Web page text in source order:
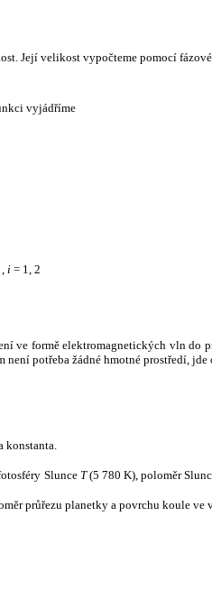
Její velikost vypočteme pomocí
vyjádříme
, i = 1, 2
ve formě elektromagnetických vln do
není potřeba žádné hmotné prostředí,
konstanta.
Slunce T(5 780 K), poloměr
průřezu planetky a povrchu koule ve